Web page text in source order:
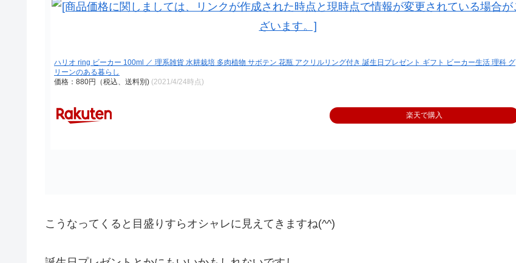
ハリオ ring ビーカー 100ml ／ 理系雑貨 水耕栽培 多肉植物 サボテン 花瓶 アクリルリング付き 誕生日プレゼント ギフト ビーカー生活 理科 グ
リーンのある暮らし
価格：880円（税込、送料別) (2021/4/24時点)
楽天で購入
こうなってくると目盛りすらオシャレに見えてきますね(^^)